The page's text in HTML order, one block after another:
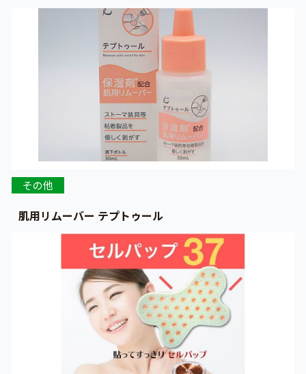
その他
肌用リムーバー テプトゥール